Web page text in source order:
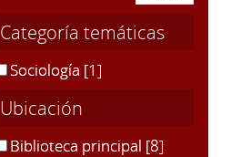
Categoría temáticas
Sociología [1]
Ubicación
Biblioteca principal [8]